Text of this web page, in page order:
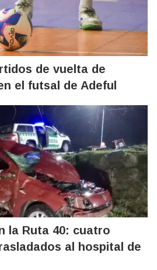
de vuelta de
el futsal de Adeful
la Ruta 40: cuatro
al hospital de